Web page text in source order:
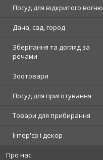
Посуд для відкритого вогню
Дача, сад, город
Зберігання та догляд за
речами
Зоотовари
Посуд для приготування
Товари для прибирання
Інтер'єр і декор
Про нас